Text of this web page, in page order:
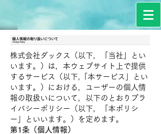
株式会社ダックス（以下，「当社」とい
います。）は，本ウェブサイト上で提供
するサービス（以下,「本サービス」とい
います。）における，ユーザーの個人情
報の取扱いについて，以下のとおりプラ
イバシーポリシー（以下，「本ポリシ
ー」といいます。）を定めます。
第1条（個人情報）